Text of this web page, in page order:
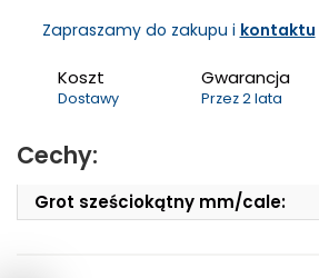
Zapraszamy do zakupu i kontaktu
Koszt
Dostawy
Gwarancja
Przez 2 lata
Cechy:
Grot sześciokątny mm/cale: